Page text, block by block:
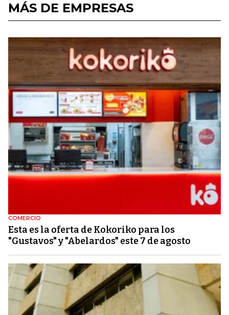
MÁS DE EMPRESAS
COMERCIO
Esta es la oferta de Kokoriko para los
"Gustavos" y "Abelardos" este 7 de agosto